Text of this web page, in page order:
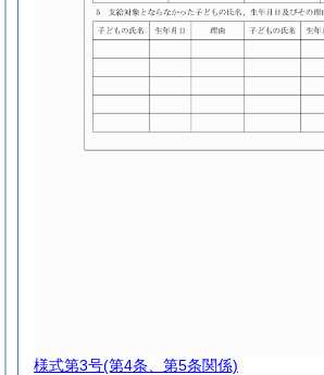
様式第3号(第4条、第5条関係)